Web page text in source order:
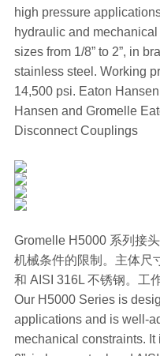
high pressure
hydraulic and
sizes from 1/8” to 2”, in
stainless steel. Working
14,500 psi. Eaton
Hansen and Gromelle
Disconnect Couplings
Gromelle H5000 系列接
机械条件的限制。主体尺
和 AISI 316L 不锈钢。工
Our H5000 Series is
applications and is well-
mechanical constraints. It